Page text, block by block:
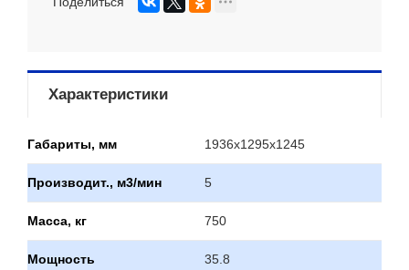
Характеристики
Габариты, мм 1936х1295х1245
Производит., м3/мин 5
Масса, кг 750
Мощность
35.8